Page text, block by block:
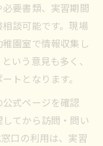
要書類、実習期間
談可能です。現場
園室で情報収集し
いう意見も多く、
トとなります。
式ページを確認
てから訪問・問い
口の利用は、実習